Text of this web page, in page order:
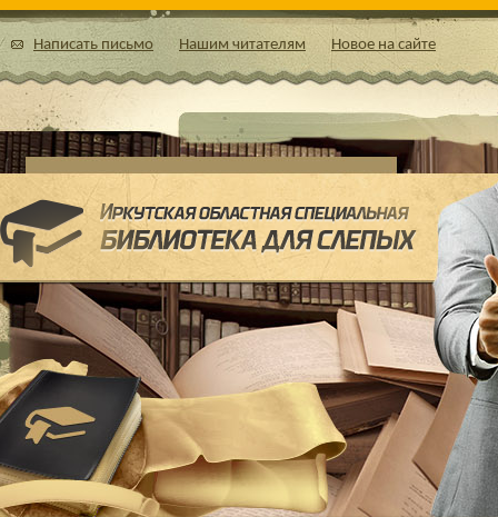
Написать письмо Нашим читателям Новое на сайте